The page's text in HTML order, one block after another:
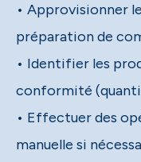
• Approvisionner
préparation de
• Identifier les
conformité
• Effectuer des
manuelle si